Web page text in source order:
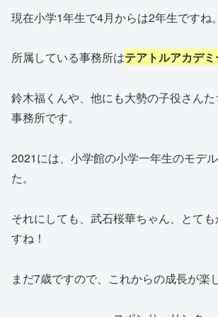
現在小学1年生で4月からは2年生ですね。
所属している事務所はテアトルアカデ
鈴木福くんや、他にも大勢の子役さん
事務所です。
2021には、小学館の小学一年生のモデ
た。
それにしても、武石桜華ちゃん、とて
すね！
まだ7歳ですので、これからの成長が楽